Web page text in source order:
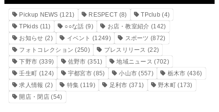
Pickup NEWS (121) RESPECT (8) TPclub (4)
TPkids (11) ○○な話 (9) お店・教室紹介 (142)
お知らせ (2) イベント (1249) スポーツ (872)
フォトコレクション (250) プレスリリース (22)
下野市 (339) 佐野市 (351) 地域ニュース (702)
壬生町 (124) 宇都宮市 (85) 小山市 (557) 栃木市 (436)
求人情報 (2) 特集 (119) 足利市 (371) 野木町(173)
開店・閉店(54)